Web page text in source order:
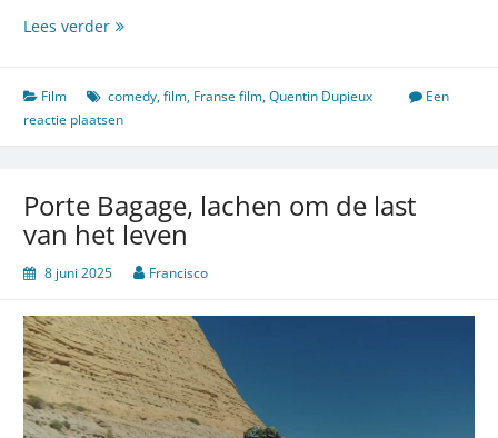
Lees verderNiks
dit
niet
Film comedy,film, Franse film,Quentin Dupieux
Een
reactie plaatsen
Porte Bagage, lachen om de last
van het leven
8 juni 2025 Francisco